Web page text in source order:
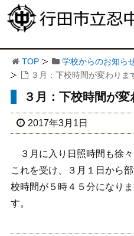
TOP
学校からのお知ら
３月：下校時間が変わりま
３月：下校時間が変
2017年3月1日
３月に入り日照時間も徐々
これを受け、３月１日から
校時間が５時４５分になり
す。